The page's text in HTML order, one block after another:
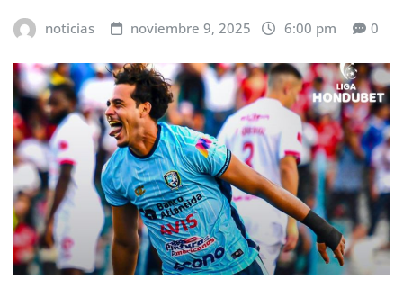
noticias noviembre 9, 2025 6:00 pm 0